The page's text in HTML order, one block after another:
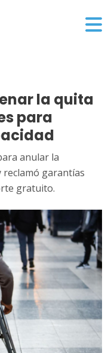
la quita
para
anular la
reclamó garantías
gratuito.